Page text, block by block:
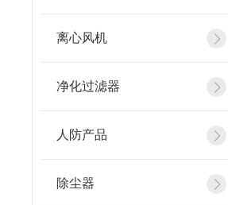
离心风机
净化过滤器
人防产品
除尘器